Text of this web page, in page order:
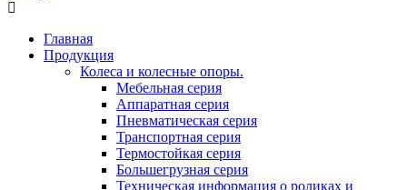
Главная
Продукция
Колеса и колесные опоры.
Мебельная серия
Аппаратная серия
Пневматическая серия
Транспортная серия
Термостойкая серия
Большегрузная серия
Техническая информация о роликах и